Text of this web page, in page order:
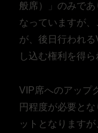
般席）」のみで
なっていますが
が、後日行われ
し込む権利を得ら
VIP席へのアップ
円程度が必要と
ットとなります